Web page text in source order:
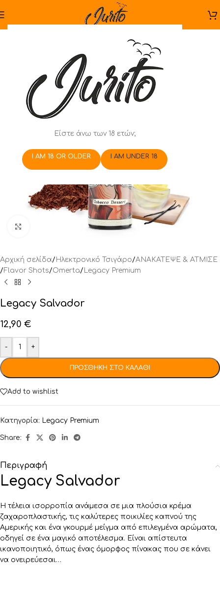
Είστε άνω των 18 ετών;
I AM 18 OR OLDER I AM UNDER 18
Αρχική σελίδα/ Ηλεκτρονικό Τσιγάρο/ΑΝΑΚΑΤΕΨΕ & ΑΤΜΙΣΕ
/Flavor Shots/Omerta/ Legacy Premium
Legacy Salvador
12,90 €
- +
ΠΡΟΣΘΉΚΗ ΣΤΟ ΚΑΛΆΘΙ
Add to wishlist
Κατηγορία: Legacy Premium
Share:
Περιγραφή
Legacy Salvador
Η τέλεια ισορροπία ανάμεσα σε μια πλούσια κρέμα
ζαχαροπλαστικής, τις καλύτερες ποικιλίες καπνού της
Αμερικής και ένα γκουρμέ μείγμα από επιλεγμένα αρώματα,
οδηγεί σε ένα μαγικό αποτέλεσμα. Είναι απίστευτα
ικανοποιητικό, όπως ένας όμορφος πίνακας που σε κάνει
να ονειρεύεσαι…